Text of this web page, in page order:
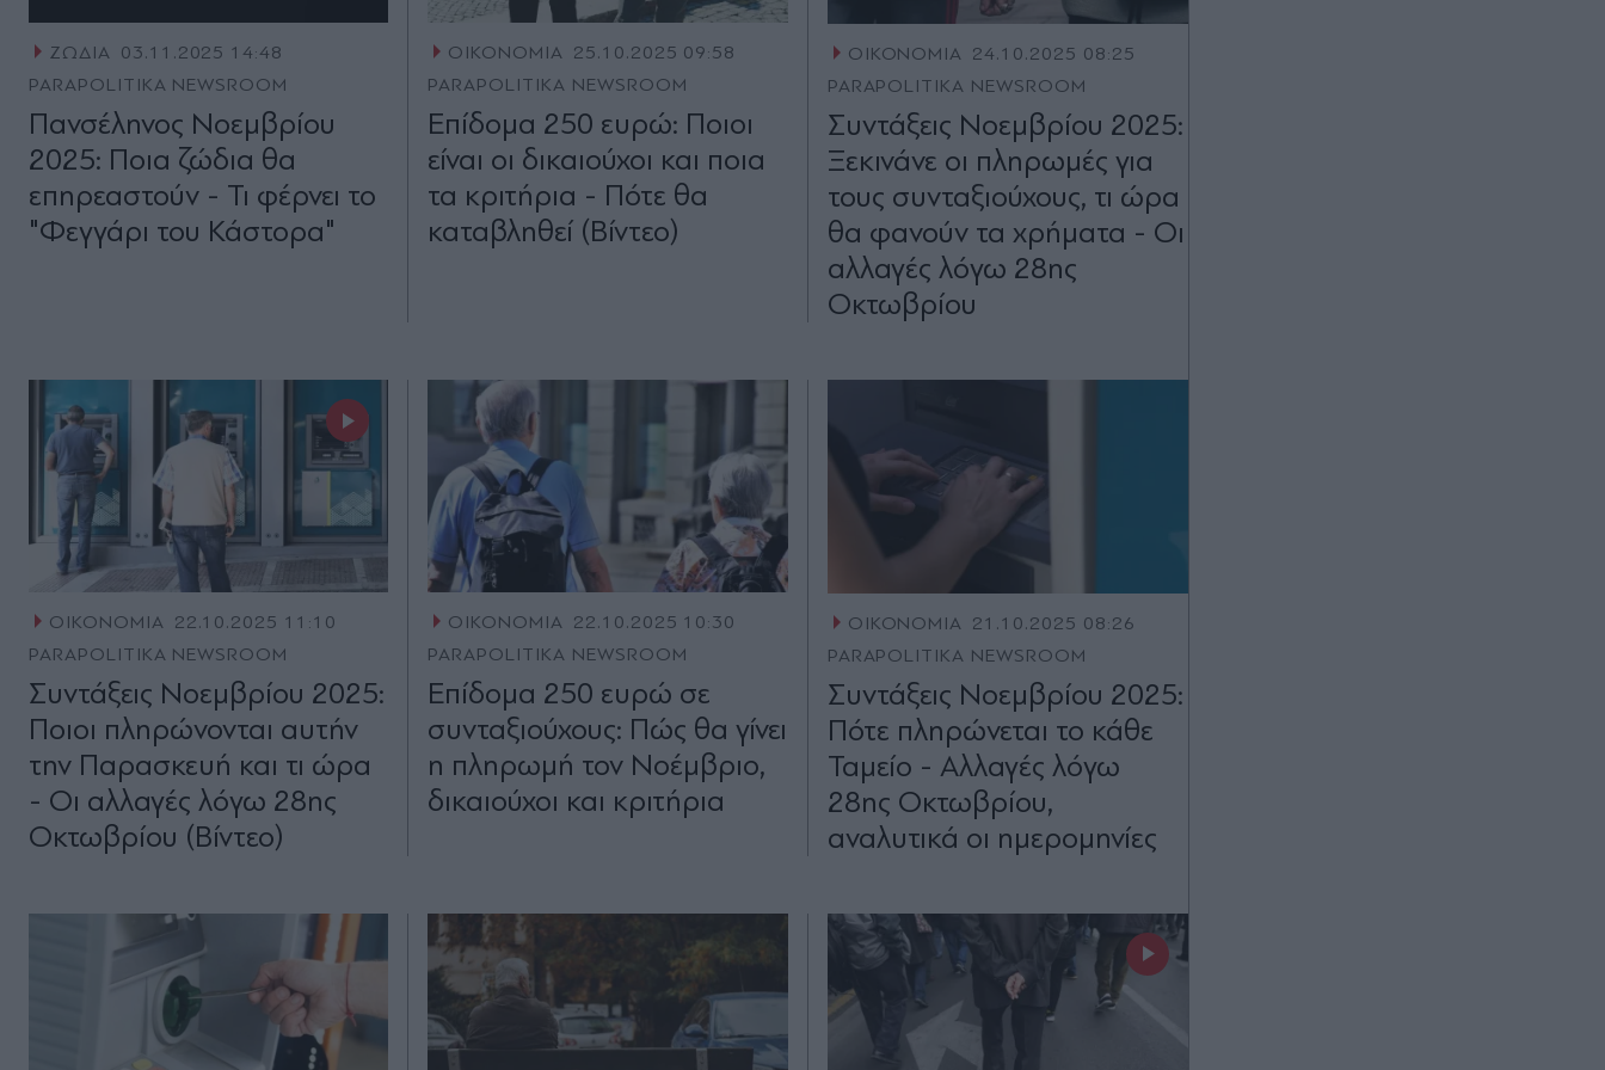
ΖΩΔΙΑ 03.11.2025 14:48
PARAPOLITIKA NEWSROOM
Πανσέληνος Νοεμβρίου
2025: Ποια ζώδια θα
επηρεαστούν - Τι φέρνει το
"Φεγγάρι του Κάστορα"
ΟΙΚΟΝΟΜΙΑ 25.10.2025 09:58
PARAPOLITIKA NEWSROOM
Επίδομα 250 ευρώ: Ποιοι
είναι οι δικαιούχοι και ποια
τα κριτήρια - Πότε θα
καταβληθεί (Βίντεο)
ΟΙΚΟΝΟΜΙΑ 24.10.2025 08:25
PARAPOLITIKA NEWSROOM
Συντάξεις Νοεμβρίου 2025:
Ξεκινάνε οι πληρωμές για
τους συνταξιούχους, τι ώρα
θα φανούν τα χρήματα - Οι
αλλαγές λόγω 28ης
Οκτωβρίου
ΟΙΚΟΝΟΜΙΑ 22.10.2025 11:10
PARAPOLITIKA NEWSROOM
Συντάξεις Νοεμβρίου 2025:
Ποιοι πληρώνονται αυτήν
την Παρασκευή και τι ώρα
- Οι αλλαγές λόγω 28ης
Οκτωβρίου (Βίντεο)
ΟΙΚΟΝΟΜΙΑ 22.10.2025 10:30
PARAPOLITIKA NEWSROOM
Επίδομα 250 ευρώ σε
συνταξιούχους: Πώς θα γίνει
η πληρωμή τον Νοέμβριο,
δικαιούχοι και κριτήρια
ΟΙΚΟΝΟΜΙΑ 21.10.2025 08:26
PARAPOLITIKA NEWSROOM
Συντάξεις Νοεμβρίου 2025:
Πότε πληρώνεται το κάθε
Ταμείο - Αλλαγές λόγω
28ης Οκτωβρίου,
αναλυτικά οι ημερομηνίες